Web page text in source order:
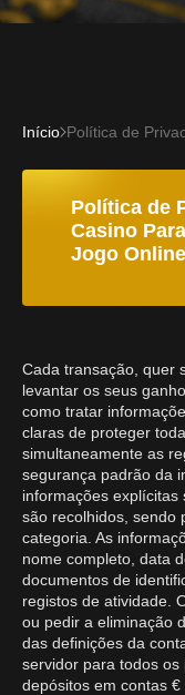
Início Política de
Política de
Casino
Jogo
Cada transação, quer
levantar os seus
como tratar
claras de proteger
simultaneamente as
segurança padrão da
informações
são recolhidos, sendo
categoria. As
nome completo, data
documentos de
registos de atividade.
ou pedir a eliminação
das definições da
servidor para todos
depósitos em contas